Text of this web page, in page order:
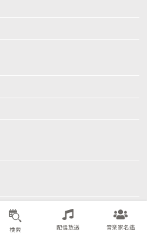
検索 配信放送 音楽家名鑑